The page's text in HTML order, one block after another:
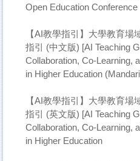
Open Education Conference
【AI教學指引】大學教育
指引 (中文版) [AI Teaching
Collaboration, Co-Learning,
in Higher Education
【AI教學指引】大學教育
指引 (英文版) [AI Teaching
Collaboration, Co-Learning,
in Higher Education